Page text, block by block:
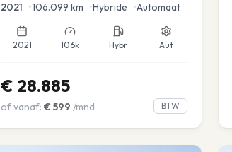
2021 •106.099 km •Hybride •Automaat
2021 106k Hybr Aut
€ 28.885
of vanaf: € 599 /mnd BTW